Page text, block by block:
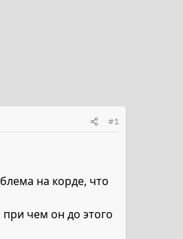
#1
на корде, что
чем он до этого